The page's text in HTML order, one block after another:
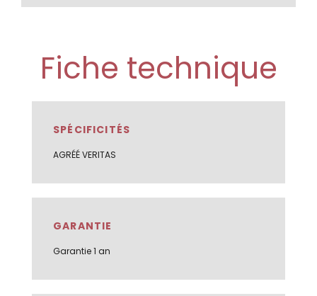
Fiche technique
SPÉCIFICITÉS
AGRÉÉ VERITAS
GARANTIE
Garantie 1 an